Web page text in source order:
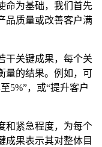
命为基础，我们首先
品质量或改善客户满
干关键成果，每个关
量的结果。例如，可
5%”，或“提升客户
和紧急程度，为每个
成果表示其对整体目